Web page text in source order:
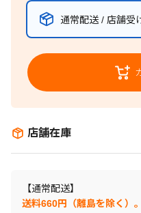
通常配送 / 店舗受
店舗在庫
【通常配送】
送料660円（離島を除く）